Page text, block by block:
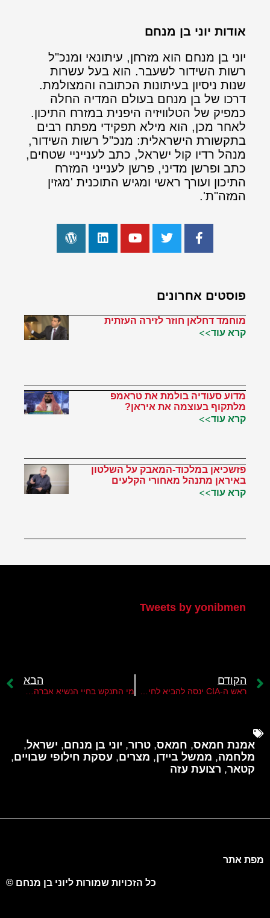
אודות יוני בן מנחם
יוני בן מנחם הוא מזרחן, עיתונאי ומנכ"ל
רשות השידור לשעבר. הוא בעל עשרות
שנות ניסיון בעיתונות הכתובה והמצולמת.
דרכו של בן מנחם בעולם המדיה החלה
כמפיק של הטלוויזיה היפנית במזרח התיכון.
לאחר מכן, הוא מילא תפקידי מפתח רבים
בתקשורת הישראלית: מנכ"ל רשות השידור,
מנהל רדיו קול ישראל, כתב לענייניי שטחים,
כתב ופרשן מדיני, פרשן לענייני המזרח
התיכון ועורך ראשי ומגיש התוכנית 'מגזין
המזה"ת'.
פוסטים אחרונים
מוחמד דחלאן חוזר לזירה העזתית
קרא עוד>>
מדוע סעודיה בולמת את טראמפ
מלתקוף בעוצמה את איראן?
קרא עוד>>
פזשכיאן במלכוד-המאבק על השלטון
באיראן מתנהל מאחורי הקלעים
קרא עוד>>
Tweets by yonibmen
הקודם הבא
אמנת חמאס, חמאס, טרור, יוני בן מנחם, ישראל,
מלחמה, ממשל ביידן, מצרים, עסקת חילופי שבויים,
קטאר, רצועת עזה
מפת אתר
כל הזכויות שמורות ליוני בן מנחם ©